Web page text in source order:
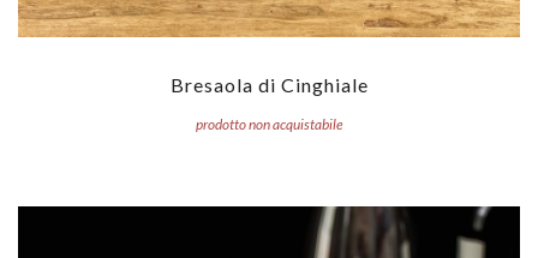
Bresaola di Cinghiale
prodotto non acquistabile